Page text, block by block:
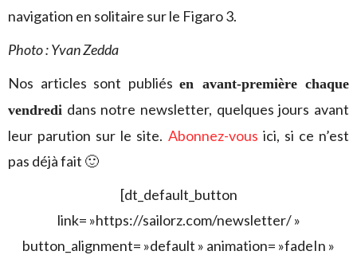
navigation en solitaire sur le Figaro 3.
Photo : Yvan Zedda
Nos articles sont publiés en avant-première chaque
vendredi dans notre newsletter, quelques jours avant
leur parution sur le site. Abonnez-vous ici, si ce n’est
pas déjà fait 🙂
[dt_default_button
link= »https://sailorz.com/newsletter/ »
button_alignment= »default » animation= »fadeIn »